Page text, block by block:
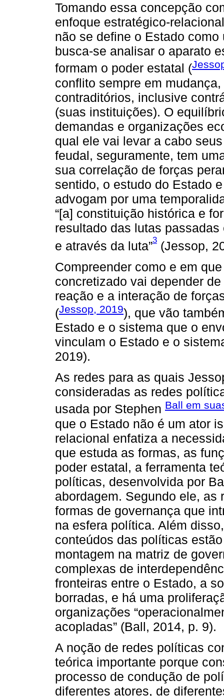
Tomando essa concepção
enfoque estratégico-
não se define o Estado
busca-se analisar o aparato
formam o poder estatal (
conflito sempre em
contraditórios, inclusive
(suas instituições). O
demandas e organizações
qual ele vai levar a cabo
feudal, seguramente, tem
sua correlação de forças
sentido, o estudo do Estado
advogam por uma
“[a] constituição histórica e
resultado das lutas
e através da luta”3 (Jessop,
Compreender como e em
concretizado vai depender
reação e a interação de
(Jessop, 2019), que vão
Estado e o sistema que o
vinculam o Estado e o
2019).
As redes para as quais
consideradas as redes
usada por Stephen Ball em
que o Estado não é um ator
relacional enfatiza a
que estuda as formas, as
poder estatal, a ferramenta
políticas, desenvolvida por
abordagem. Segundo ele,
formas de governança que
na esfera política. Além
conteúdos das políticas
montagem na matriz de
complexas de
fronteiras entre o Estado, a
borradas, e há uma
organizações
acopladas” (Ball, 2014, p. 9).
A noção de redes políticas
teórica importante porque
processo de condução de
diferentes atores, de